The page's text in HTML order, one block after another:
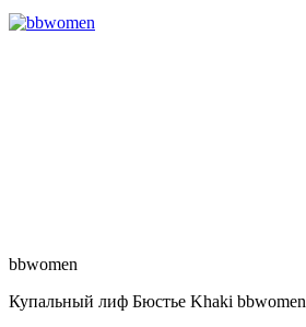
bbwomen
Купальный лиф Бюстье Khaki bbwomen